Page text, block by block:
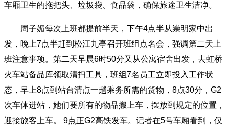
车厢卫生的拖把头、垃圾袋、食品袋，确保旅途卫生洁净。
周子媚每次上班都提前半天，下午4点半从崇明家中出
发，晚上7点半赶到松江九亭召开班组点名会，强调第二天上
班注意事项。第二天早晨6时50分又从公寓宿舍出发，去虹桥
火车站备品库领取清扫工具，班组7名员工立即投入工作状
态，早上8点到站台清点一趟乘务所需的货物，8点30分，G2
次车体进站，她们要所有的物品搬上车，摆放到规定的位置，
迎接旅客上车。 9点正G2高铁发车。记者在5号车厢看到，仅